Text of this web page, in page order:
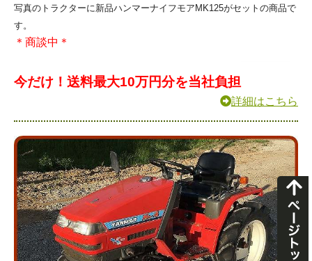
写真のトラクターに新品ハンマーナイフモアMK125がセットの商品で
す。
＊商談中＊
今だけ！送料最大10万円分を当社負担
詳細はこちら